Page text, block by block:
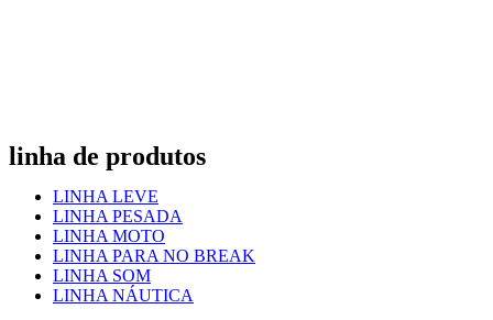
linha de produtos
LINHA LEVE
LINHA PESADA
LINHA MOTO
LINHA PARA NO BREAK
LINHA SOM
LINHA NÁUTICA